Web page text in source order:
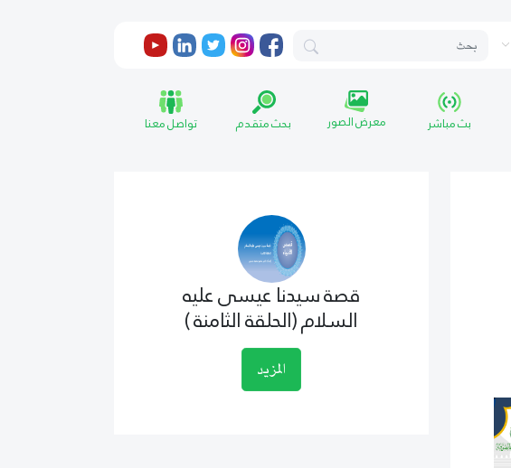
بث مباشر معرض الصور بحث متقدم تواصل معنا
قصة سيدنا عيسى عليه
السلام (الحلقة الثامنة )
المزيد